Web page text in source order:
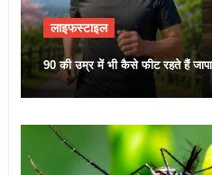
लाइफस्टाइल
90 की उम्र में भी कैसे फीट रहते हैं